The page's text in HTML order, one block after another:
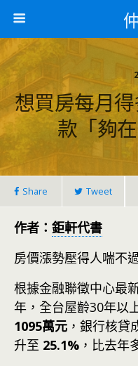
想買房每月
款「夠
Share Tweet
作者： 鉅軒代書
房價漲勢壓得人喘不
根據金融聯徵中心最
年，全台屋齡30年以
1095萬元 ，銀行核貸
升至 25.1% ，比去年